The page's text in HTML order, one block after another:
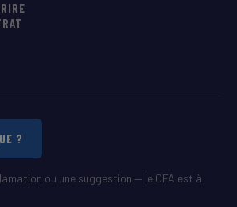
?
ou une suggestion — le CFA est à